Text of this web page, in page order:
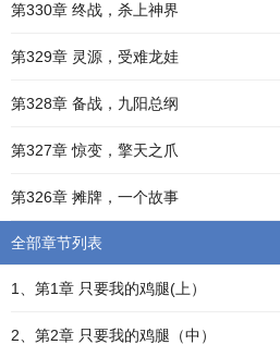
第330章 终战，杀上神界
第329章 灵源，受难龙娃
第328章 备战，九阳总纲
第327章 惊变，擎天之爪
第326章 摊牌，一个故事
全部章节列表
1、第1章 只要我的鸡腿(上）
2、第2章 只要我的鸡腿（中）